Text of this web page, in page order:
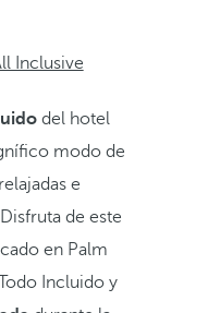
Inclusive
del hotel
modo de
e
de este
en Palm
Incluido y